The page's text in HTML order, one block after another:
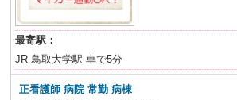
最寄駅：
JR 鳥取大学駅 車で5分
正看護師 病院 常勤 病棟